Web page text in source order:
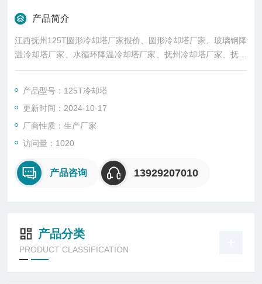
产品简介
江西抚州125T圆形冷却塔厂家报价、圆形冷却塔厂家、玻璃钢降
温冷却塔厂家、水循环降温冷却塔厂家、抚州冷却塔厂家、抚州
圆形冷却塔厂家、抚州降温冷却塔厂家、东莞市菱兴冷却设备有
产品型号：125T冷却塔
更新时间：2024-10-17
厂商性质：生产厂家
访问量：1020
产品咨询 13929207010
产品分类
PRODUCT CLASSIFICATION